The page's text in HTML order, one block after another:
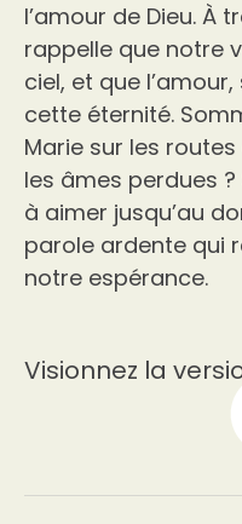
l’amour de Dieu. À
rappelle que notre
ciel, et que
cette éternité.
Marie sur les
les âmes perdues
à aimer jusqu’au
parole ardente qui
notre espérance.
Visionnez la